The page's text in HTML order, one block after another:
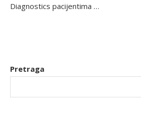
Diagnostics pacijentima …
Pretraga